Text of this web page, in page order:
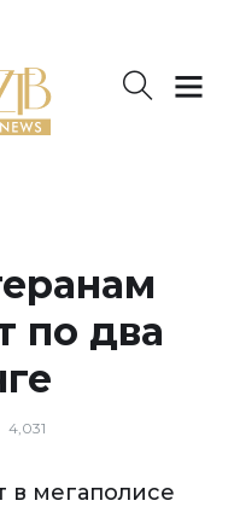
по два
4,031
в мегаполисе